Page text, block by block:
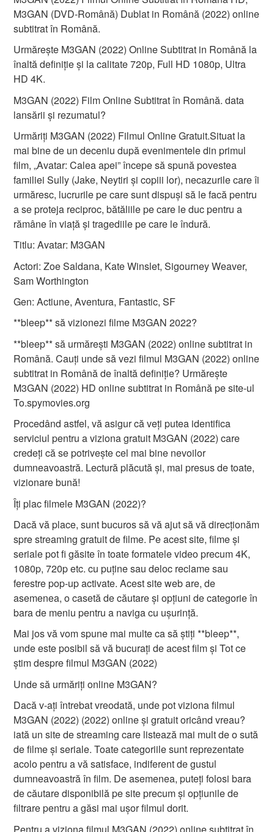
M3GAN (DVD-Română) Dublat in Română (2022) online
subtitrat în Română.
Urmărește M3GAN (2022) Online Subtitrat in Română la
înaltă definiție și la calitate 720p, Full HD 1080p, Ultra
HD 4K.
M3GAN (2022) Film Online Subtitrat în Română. data
lansării și rezumatul?
Urmăriți M3GAN (2022) Filmul Online Gratuit.Situat la
mai bine de un deceniu după evenimentele din primul
film, „Avatar: Calea apei” începe să spună povestea
familiei Sully (Jake, Neytiri și copiii lor), necazurile care îi
urmăresc, lucrurile pe care sunt dispuși să le facă pentru
a se proteja reciproc, bătăliile pe care le duc pentru a
rămâne în viață și tragediile pe care le îndură.
Titlu: Avatar: M3GAN
Actori: Zoe Saldana, Kate Winslet, Sigourney Weaver,
Sam Worthington
Gen: Actiune, Aventura, Fantastic, SF
**bleep** să vizionezi filme M3GAN 2022?
**bleep** să urmărești M3GAN (2022) online subtitrat in
Română. Cauți unde să vezi filmul M3GAN (2022) online
subtitrat in Română de înaltă definiție? Urmărește
M3GAN (2022) HD online subtitrat in Română pe site-ul
To.spymovies.org
Procedând astfel, vă asigur că veți putea identifica
serviciul pentru a viziona gratuit M3GAN (2022) care
credeți că se potrivește cel mai bine nevoilor
dumneavoastră. Lectură plăcută și, mai presus de toate,
vizionare bună!
Îți plac filmele M3GAN (2022)?
Dacă vă place, sunt bucuros să vă ajut să vă direcționăm
spre streaming gratuit de filme. Pe acest site, filme și
seriale pot fi găsite în toate formatele video precum 4K,
1080p, 720p etc. cu puține sau deloc reclame sau
ferestre pop-up activate. Acest site web are, de
asemenea, o casetă de căutare și opțiuni de categorie în
bara de meniu pentru a naviga cu ușurință.
Mai jos vă vom spune mai multe ca să știți **bleep**,
unde este posibil să vă bucurați de acest film și Tot ce
știm despre filmul M3GAN (2022)
Unde să urmăriți online M3GAN?
Dacă v-ați întrebat vreodată, unde pot viziona filmul
M3GAN (2022) (2022) online și gratuit oricând vreau?
iată un site de streaming care listează mai mult de o sută
de filme și seriale. Toate categoriile sunt reprezentate
acolo pentru a vă satisface, indiferent de gustul
dumneavoastră în film. De asemenea, puteți folosi bara
de căutare disponibilă pe site precum și opțiunile de
filtrare pentru a găsi mai ușor filmul dorit.
Pentru a viziona filmul M3GAN (2022) online subtitrat în